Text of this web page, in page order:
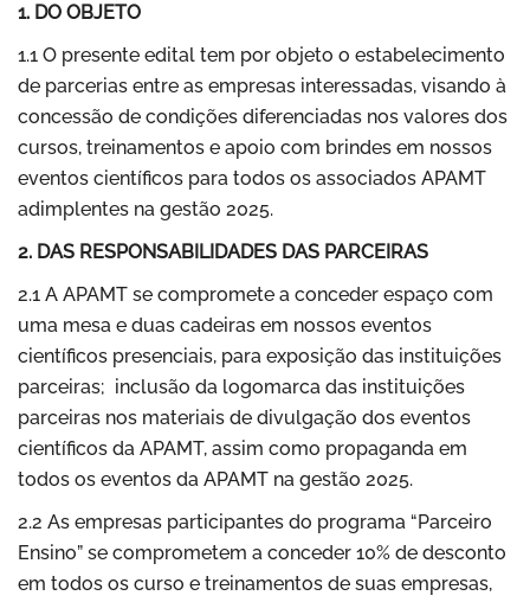
1. DO OBJETO
1.1 O presente edital tem por objeto o estabelecimento
de parcerias entre as empresas interessadas, visando à
concessão de condições diferenciadas nos valores dos
cursos, treinamentos e apoio com brindes em nossos
eventos científicos para todos os associados APAMT
adimplentes na gestão 2025.
2. DAS RESPONSABILIDADES DAS PARCEIRAS
2.1 A APAMT se compromete a conceder espaço com
uma mesa e duas cadeiras em nossos eventos
científicos presenciais, para exposição das instituições
parceiras; inclusão da logomarca das instituições
parceiras nos materiais de divulgação dos eventos
científicos da APAMT, assim como propaganda em
todos os eventos da APAMT na gestão 2025.
2.2 As empresas participantes do programa “Parceiro
Ensino” se comprometem a conceder 10% de desconto
em todos os curso e treinamentos de suas empresas,